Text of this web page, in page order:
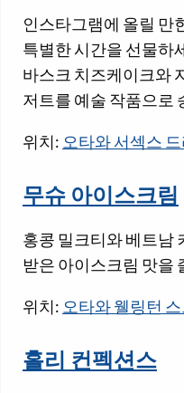
인스타그램에 올릴 만
특별한 시간을 선물하
바스크 치즈케이크와
저트를 예술 작품으로
위치: 오타와 서섹스
무슈 아이스크림
홍콩 밀크티와 베트남
받은 아이스크림 맛을
위치: 오타와 웰링턴
홀리 컨펙션스